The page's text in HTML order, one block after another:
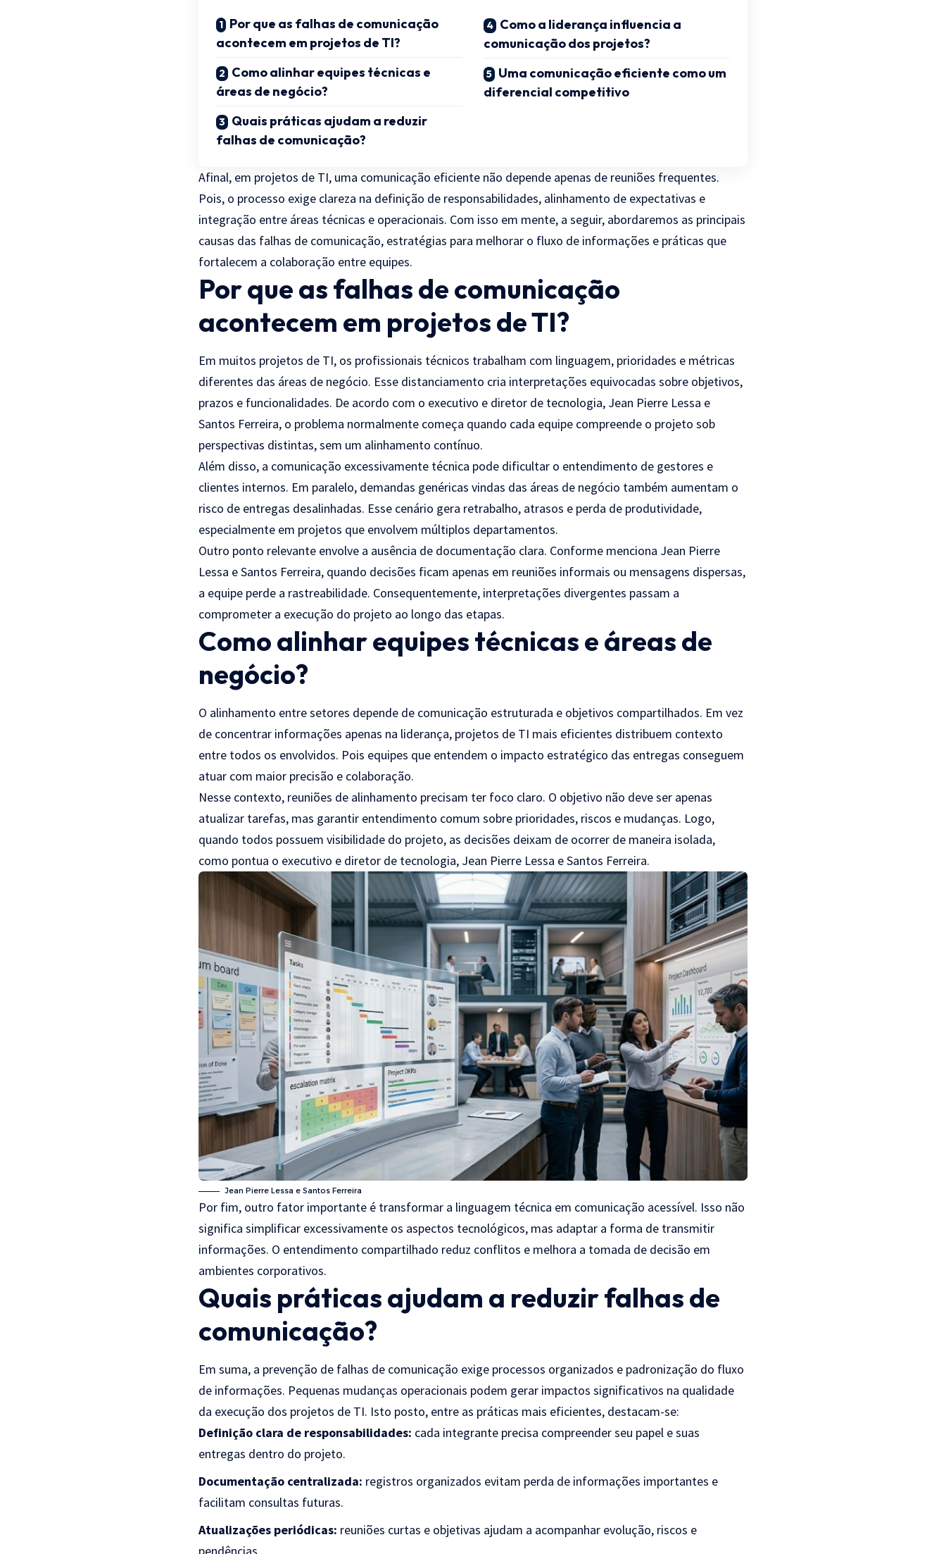
Por que as falhas de comunicação
acontecem em projetos de TI?
Como alinhar equipes técnicas e
áreas de negócio?
Quais práticas ajudam a reduzir
falhas de comunicação?
Como a liderança influencia a
comunicação dos projetos?
Uma comunicação eficiente como um
diferencial competitivo
Afinal, em projetos de TI, uma comunicação eficiente não depende apenas de reuniões frequentes.
Pois, o processo exige clareza na definição de responsabilidades, alinhamento de expectativas e
integração entre áreas técnicas e operacionais. Com isso em mente, a seguir, abordaremos as principais
causas das falhas de comunicação, estratégias para melhorar o fluxo de informações e práticas que
fortalecem a colaboração entre equipes.
Por que as falhas de comunicação
acontecem em projetos de TI?
Em muitos projetos de TI, os profissionais técnicos trabalham com linguagem, prioridades e métricas
diferentes das áreas de negócio. Esse distanciamento cria interpretações equivocadas sobre objetivos,
prazos e funcionalidades. De acordo com o executivo e diretor de tecnologia, Jean Pierre Lessa e
Santos Ferreira, o problema normalmente começa quando cada equipe compreende o projeto sob
perspectivas distintas, sem um alinhamento contínuo.
Além disso, a comunicação excessivamente técnica pode dificultar o entendimento de gestores e
clientes internos. Em paralelo, demandas genéricas vindas das áreas de negócio também aumentam o
risco de entregas desalinhadas. Esse cenário gera retrabalho, atrasos e perda de produtividade,
especialmente em projetos que envolvem múltiplos departamentos.
Outro ponto relevante envolve a ausência de documentação clara. Conforme menciona Jean Pierre
Lessa e Santos Ferreira, quando decisões ficam apenas em reuniões informais ou mensagens dispersas,
a equipe perde a rastreabilidade. Consequentemente, interpretações divergentes passam a
comprometer a execução do projeto ao longo das etapas.
Como alinhar equipes técnicas e áreas de
negócio?
O alinhamento entre setores depende de comunicação estruturada e objetivos compartilhados. Em vez
de concentrar informações apenas na liderança, projetos de TI mais eficientes distribuem contexto
entre todos os envolvidos. Pois equipes que entendem o impacto estratégico das entregas conseguem
atuar com maior precisão e colaboração.
Nesse contexto, reuniões de alinhamento precisam ter foco claro. O objetivo não deve ser apenas
atualizar tarefas, mas garantir entendimento comum sobre prioridades, riscos e mudanças. Logo,
quando todos possuem visibilidade do projeto, as decisões deixam de ocorrer de maneira isolada,
como pontua o executivo e diretor de tecnologia, Jean Pierre Lessa e Santos Ferreira.
Jean Pierre Lessa e Santos Ferreira
Por fim, outro fator importante é transformar a linguagem técnica em comunicação acessível. Isso não
significa simplificar excessivamente os aspectos tecnológicos, mas adaptar a forma de transmitir
informações. O entendimento compartilhado reduz conflitos e melhora a tomada de decisão em
ambientes corporativos.
Quais práticas ajudam a reduzir falhas de
comunicação?
Em suma, a prevenção de falhas de comunicação exige processos organizados e padronização do fluxo
de informações. Pequenas mudanças operacionais podem gerar impactos significativos na qualidade
da execução dos projetos de TI. Isto posto, entre as práticas mais eficientes, destacam-se:
Definição clara de responsabilidades: cada integrante precisa compreender seu papel e suas
entregas dentro do projeto.
Documentação centralizada: registros organizados evitam perda de informações importantes e
facilitam consultas futuras.
Atualizações periódicas: reuniões curtas e objetivas ajudam a acompanhar evolução, riscos e